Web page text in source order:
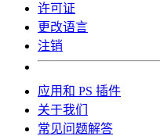
许可证
更改语言
注销
应用和 PS 插件
关于我们
常见问题解答